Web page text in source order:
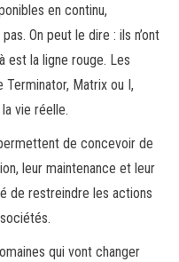
en continu,
On peut le dire : ils n’ont
est la ligne rouge. Les
Matrix ou I,
vie réelle.
de concevoir de
leur maintenance et leur
de restreindre les actions
qui vont changer